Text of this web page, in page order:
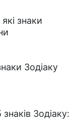
знаки
Зодіаку
Зодіаку: